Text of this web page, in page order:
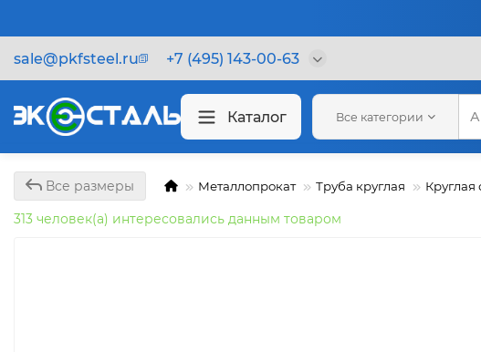
sale@pkfsteel.ru +7 (495) 143-00-63
Каталог Все категории
Все размеры Металлопрокат Труба круглая Круглая
313 человек(а) интересовались данным товаром